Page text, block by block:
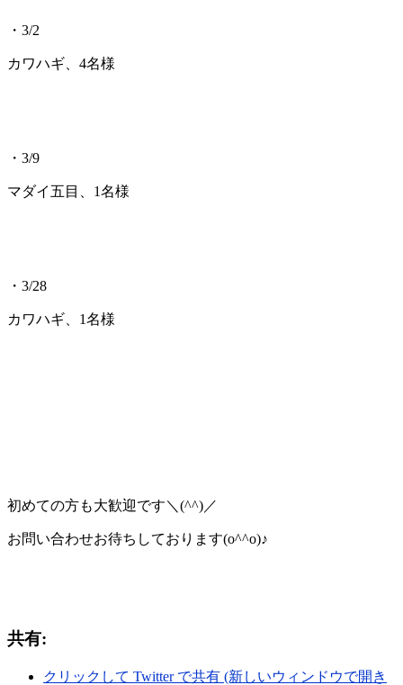
・3/2
カワハギ、4名様
・3/9
マダイ五目、1名様
・3/28
カワハギ、1名様
初めての方も大歓迎です＼(^^)／
お問い合わせお待ちしております(o^^o)♪
共有:
クリックして Twitter で共有 (新しいウィンドウで開き